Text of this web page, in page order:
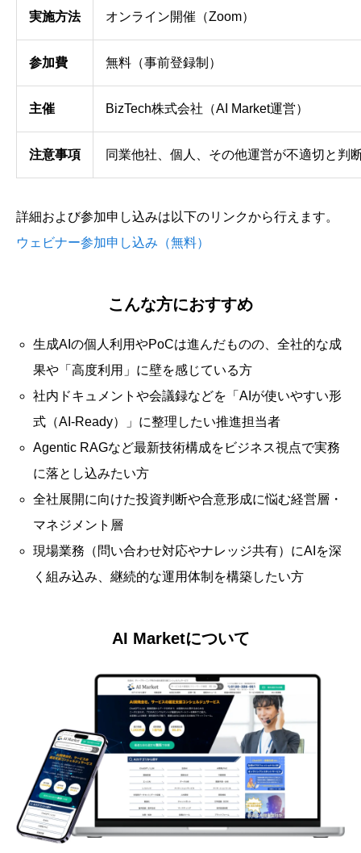
実施方法 オンライン開催（Zoom）
参加費 無料（事前登録制）
主催 BizTech株式会社（AI Market運営）
注意事項 同業他社、個人、その他運営が不適切と判
詳細および参加申し込みは以下のリンクから行えます。
ウェビナー参加申し込み（無料）
こんな方におすすめ
生成AIの個人利用やPoCは進んだものの、全社的な成
果や「高度利用」に壁を感じている方
社内ドキュメントや会議録などを「AIが使いやすい形
式（AI-Ready）」に整理したい推進担当者
Agentic RAGなど最新技術構成をビジネス視点で実務
に落とし込みたい方
全社展開に向けた投資判断や合意形成に悩む経営層・
マネジメント層
現場業務（問い合わせ対応やナレッジ共有）にAIを深
く組み込み、継続的な運用体制を構築したい方
AI Marketについて